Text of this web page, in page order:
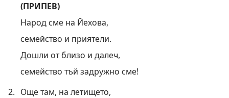
(ПРИПЕВ)
Народ сме на Йехова,
семейство и приятели.
Дошли от близо и далеч,
семейство тъй задружно сме!
2. Още там, на летището,